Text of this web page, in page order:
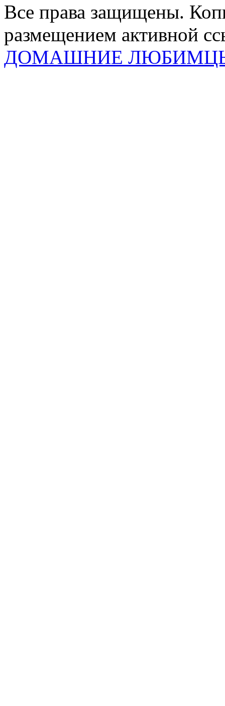
Все права защищены.
размещением активной
ДОМАШНИЕ